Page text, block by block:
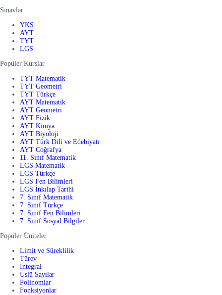
Sınavlar
YKS
AYT
TYT
LGS
Popüler Kurslar
TYT Matematik
TYT Geometri
TYT Türkçe
AYT Matematik
AYT Geometri
AYT Fizik
AYT Kimya
AYT Biyoloji
AYT Türk Dili ve Edebiyatı
AYT Coğrafya
11. Sınıf Matematik
LGS Matematik
LGS Türkçe
LGS Fen Bilimleri
LGS İnkılap Tarihi
7. Sınıf Matematik
7. Sınıf Türkçe
7. Sınıf Fen Bilimleri
7. Sınıf Sosyal Bilgiler
Popüler Üniteler
Limit ve Süreklilik
Türev
İntegral
Üslü Sayılar
Polinomlar
Fonksiyonlar